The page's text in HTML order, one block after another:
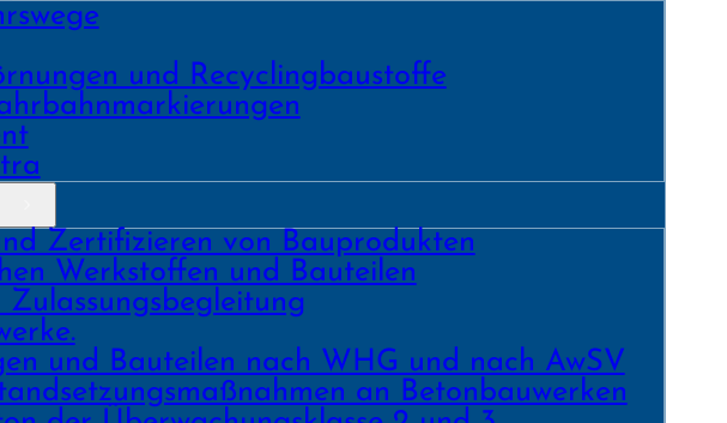
und Recycling­baustoffe
Zertifizieren von Bauprodukten
Werk­stoffen und Bau­teilen
und Bau­teilen nach WHG und nach AwSV
an Beton­bau­werken